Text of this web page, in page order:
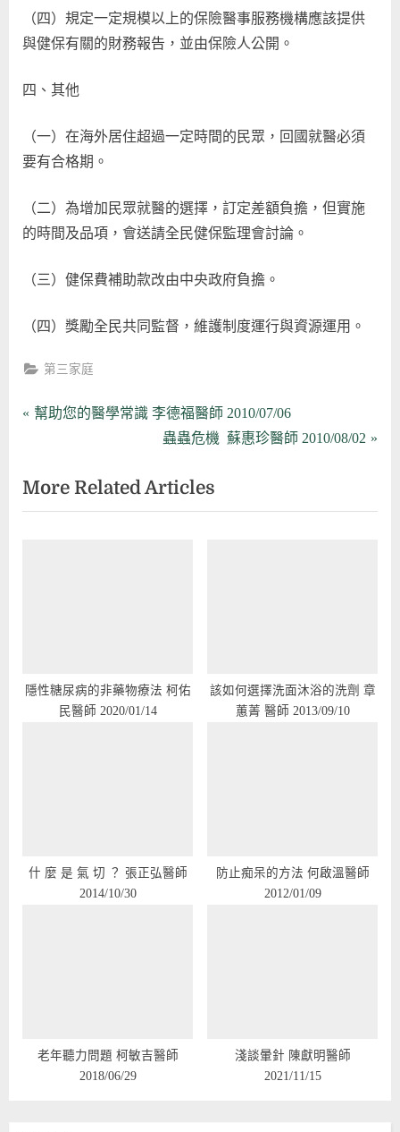
（四）規定一定規模以上的保險醫事服務機構應該提供
與健保有關的財務報告，並由保險人公開。
四、其他
（一）在海外居住超過一定時間的民眾，回國就醫必須
要有合格期。
（二）為增加民眾就醫的選擇，訂定差額負擔，但實施
的時間及品項，會送請全民健保監理會討論。
（三）健保費補助款改由中央政府負擔。
（四）獎勵全民共同監督，維護制度運行與資源運用。
第三家庭
文
導
P
v
i
t
幫助您的醫學常識 李德福醫師 2010/07/06
N
x
t
蟲蟲危機 蘇惠珍醫師 2010/08/02
More Related Articles
隱性糖尿病的非藥物療法 柯佑
民醫師 2020/01/14
該如何選擇洗面沐浴的洗劑 章
蕙菁 醫師 2013/09/10
什 麼 是 氣 切 ？ 張正弘醫師
2014/10/30
防止痴呆的方法 何啟溫醫師
2012/01/09
老年聽力問題 柯敏吉醫師
2018/06/29
淺談暈針 陳獻明醫師
2021/11/15